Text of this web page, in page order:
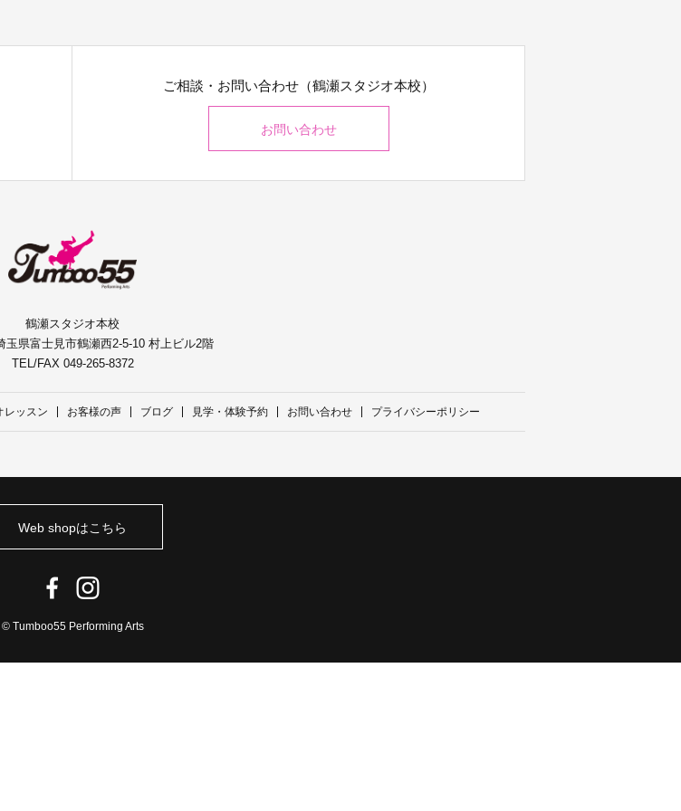
ご相談・お問い合わせ（鶴瀬スタジオ本校）
お問い合わせ
鶴瀬スタジオ本校
玉県富士見市鶴瀬西2-5-10 村上ビル2階
TEL/FAX 049-265-8372
レッスン お客様の声 ブログ 見学・体験予約 お問い合わせ プライバシーポリシー
Web shopはこちら
© Tumboo55 Performing Arts